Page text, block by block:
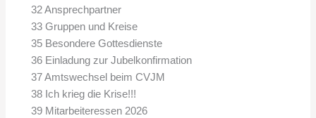
32 Ansprechpartner
33 Gruppen und Kreise
35 Besondere Gottesdienste
36 Einladung zur Jubelkonfirmation
37 Amtswechsel beim CVJM
38 Ich krieg die Krise!!!
39 Mitarbeiteressen 2026